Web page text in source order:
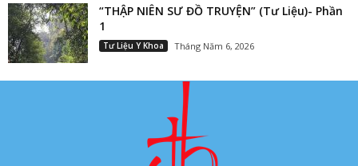
“THẬP NIÊN SƯ ĐỒ TRUYỆN” (Tư Liệu)- Phần
1
Tư Liệu Y Khoa Tháng Năm 6, 2026